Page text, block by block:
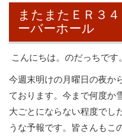
またまたＥＲ３
ーバーホール
こんにちは。のだっちです。
今週末明けの月曜日の夜か
ております。今まで何度か
大ごとにならない程度でし
うな予報です。皆さんもこ